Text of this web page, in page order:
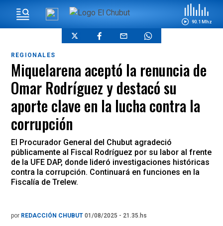
90.1 Mhz
REGIONALES
Miquelarena aceptó la renuncia de
Omar Rodríguez y destacó su
aporte clave en la lucha contra la
corrupción
El Procurador General del Chubut agradeció
públicamente al Fiscal Rodríguez por su labor al frente
de la UFE DAP, donde lideró investigaciones históricas
contra la corrupción. Continuará en funciones en la
Fiscalía de Trelew.
por REDACCIÓN CHUBUT 01/08/2025 - 21.35.hs